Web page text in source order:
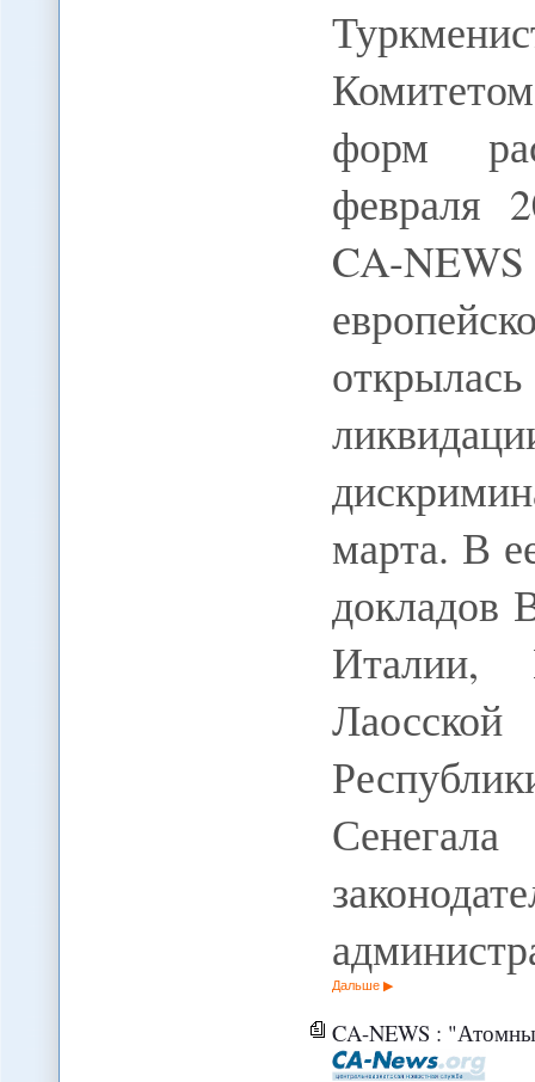
форм
февраля
CA-
марта. В
докладов
Италии,
Дальше
CA-NEWS : "Атомный